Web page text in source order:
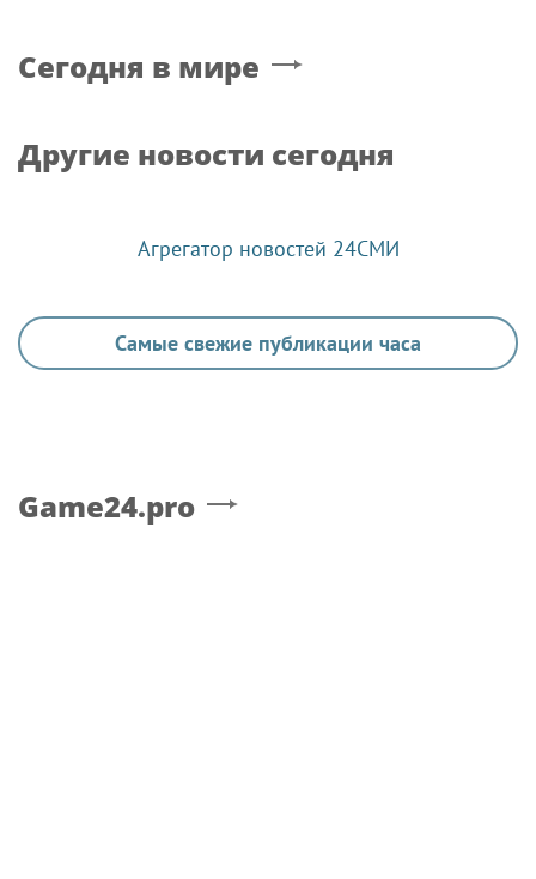
Сегодня в мире
Другие новости сегодня
Агрегатор новостей 24СМИ
Самые свежие публикации часа
Game24.pro